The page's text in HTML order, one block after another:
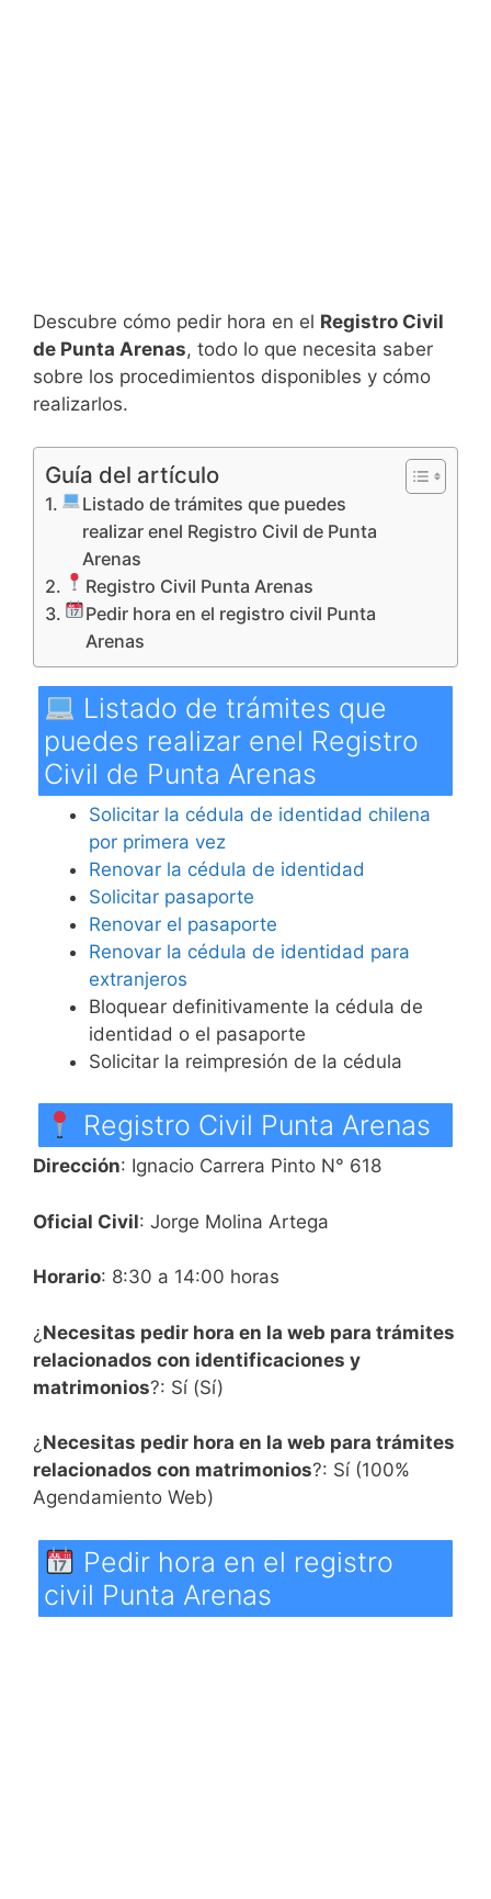
Descubre cómo pedir hora en el Registro Civil
de Punta Arenas, todo lo que necesita saber
sobre los procedimientos disponibles y cómo
realizarlos.
Guía del artículo
Listado de trámites que puedes
realizar enel Registro Civil de Punta
Arenas
Registro Civil Punta Arenas
Pedir hora en el registro civil Punta
Arenas
Listado de trámites que
puedes realizar enel Registro
Civil de Punta Arenas
Solicitar la cédula de identidad chilena
por primera vez
Renovar la cédula de identidad
Solicitar pasaporte
Renovar el pasaporte
Renovar la cédula de identidad para
extranjeros
Bloquear definitivamente la cédula de
identidad o el pasaporte
Solicitar la reimpresión de la cédula
Registro Civil Punta Arenas
Dirección: Ignacio Carrera Pinto N° 618
Oficial Civil: Jorge Molina Artega
Horario: 8:30 a 14:00 horas
¿ Necesitas pedir hora en la web para trámites
relacionados con identificaciones y
matrimonios?: Sí (Sí)
¿ Necesitas pedir hora en la web para trámites
relacionados con matrimonios?: Sí (100%
Agendamiento Web)
Pedir hora en el registro
civil Punta Arenas